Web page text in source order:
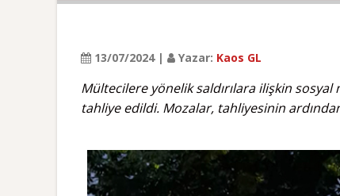
13/07/2024 | Yazar: Kaos GL
Mültecilere yönelik saldırılara ilişkin
tahliye edildi. Mozalar, tahliyesinin